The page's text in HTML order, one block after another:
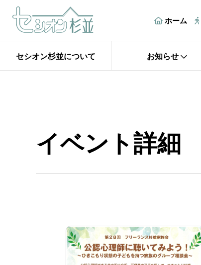
ホーム
セシオン杉並について お知らせ
イベント詳細